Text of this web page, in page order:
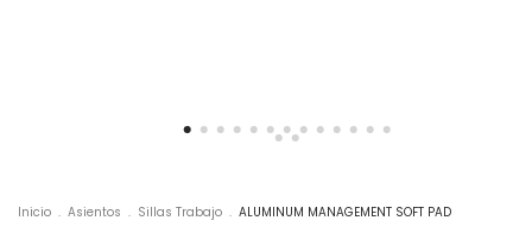
Inicio . Asientos . Sillas Trabajo . ALUMINUM MANAGEMENT SOFT PAD